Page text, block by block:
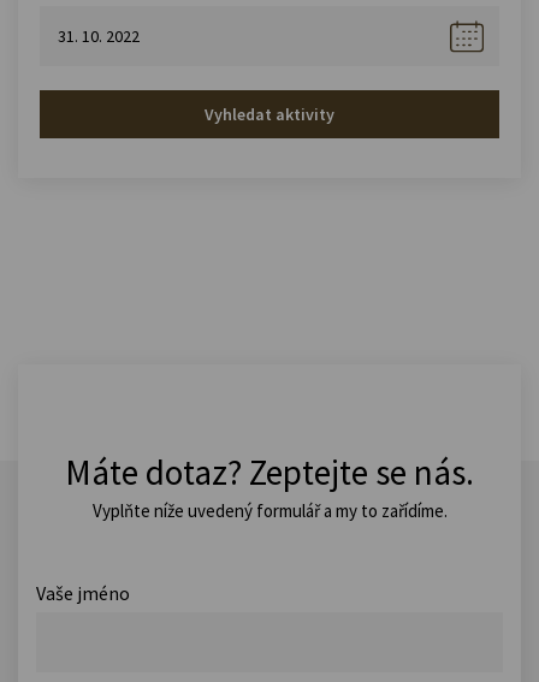
Vyhledat aktivity
Máte dotaz? Zeptejte se nás.
Vyplňte níže uvedený formulář a my to zařídíme.
Vaše jméno